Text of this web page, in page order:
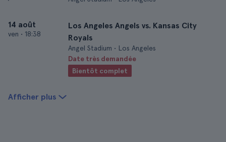
14 août
ven • 18:38
Los Angeles Angels vs. Kansas City
Royals
Angel Stadium • Los Angeles
Date très demandée
Bientôt complet
Afficher plus